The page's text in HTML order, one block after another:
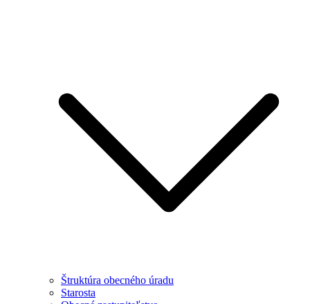
Štruktúra obecného úradu
Starosta